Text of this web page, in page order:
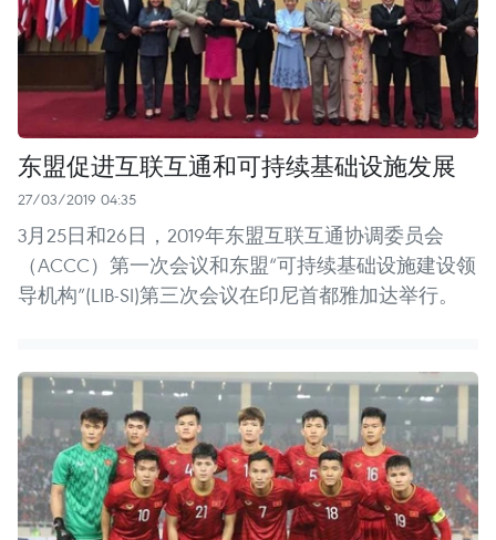
东盟促进互联互通和可持续基础设施发展
27/03/2019 04:35
3月25日和26日，2019年东盟互联互通协调委员会
（ACCC）第一次会议和东盟“可持续基础设施建设领
导机构”(LIB-SI)第三次会议在印尼首都雅加达举行。